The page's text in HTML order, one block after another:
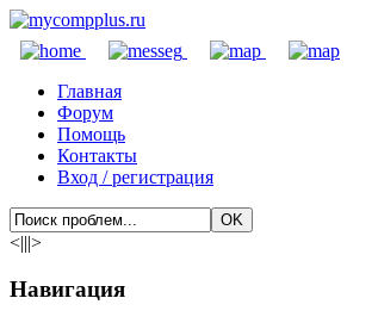
Главная
Форум
Помощь
Контакты
Вход / регистрация
<|||>
Навигация